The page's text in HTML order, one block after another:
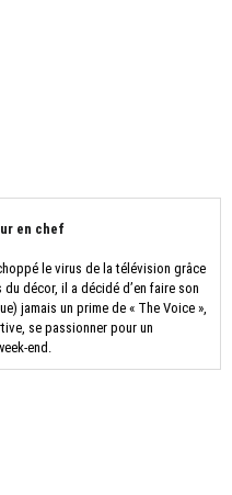
en chef
le virus de la télévision grâce
du décor, il a décidé d’en faire son
jamais un prime de « The Voice »,
se passionner pour un
end.